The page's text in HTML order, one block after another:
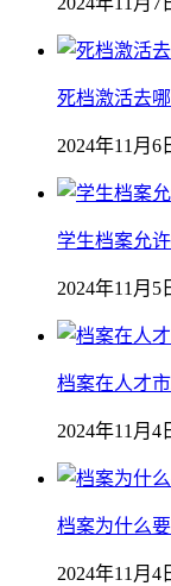
死档激活去
2024年11月6
学生档案允
2024年11月5
档案在人才
2024年11月4
档案为什么
2024年11月4